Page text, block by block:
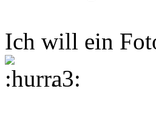
Ich will ein
.